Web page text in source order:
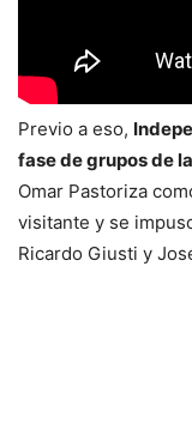
Previo a eso,
fase de grupos de
Omar Pastoriza
visitante y se
Ricardo Giusti y